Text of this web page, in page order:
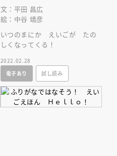
文：平田 昌広
絵：中谷 靖彦
いつのまにか えいごが たの
しくなってくる！
2022.02.28
電子あり
試し読み